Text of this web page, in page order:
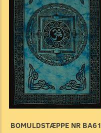
BOMULDSTÆPPE NR BA61